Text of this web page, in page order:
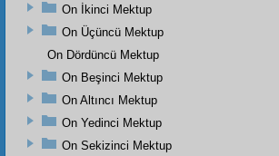
On İkinci Mektup
On Üçüncü Mektup
On Dördüncü Mektup
On Beşinci Mektup
On Altıncı Mektup
On Yedinci Mektup
On Sekizinci Mektup